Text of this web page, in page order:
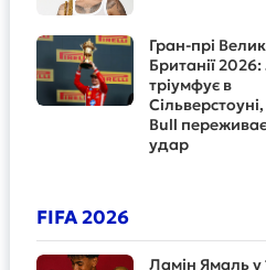
Гран-прі
Британії
тріумфує в
Bull
удар
FIFA 2026
Ламін Ямаль у